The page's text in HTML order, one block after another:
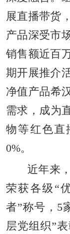
展直播带货
产品深受市
销售额近百
期开展推介
净值产品希
需求，成为
物等红色直
0%。
近年来
荣获各级“
者”称号，5
层党组织”